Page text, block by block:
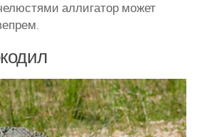
аллигатор может